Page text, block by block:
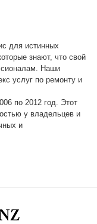
для истинных
знают, что свой
Наши
услуг по ремонту и
по 2012 год. Этот
у владельцев и
и
полностью знакомы
что